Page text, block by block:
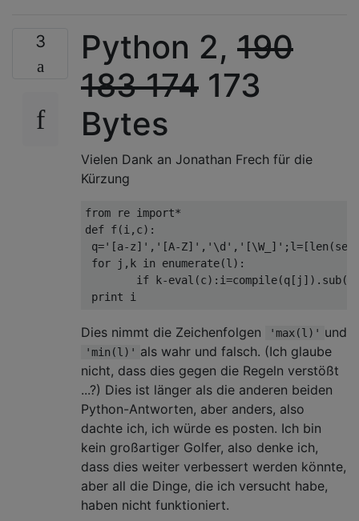
3 Python 2, 190
183174 173
Bytes
Vielen Dank an Jonathan Frech für die
Kürzung
from re import*
def f(i , c):
q='[a-z]' , '[A-Z]' , '\d' , '[\W_]' ; l=[len (set
for j , k in enumerate(l ):
if k-eval (c): i=compile(q [ j ]). sub(
print i
Dies nimmt die Zeichenfolgen 'max(l)' und
'min(l)' als wahr und falsch. (Ich glaube
nicht, dass dies gegen die Regeln verstößt
...?) Dies ist länger als die anderen beiden
Python-Antworten, aber anders, also
dachte ich, ich würde es posten. Ich bin
kein großartiger Golfer, also denke ich,
dass dies weiter verbessert werden könnte,
aber all die Dinge, die ich versucht habe,
haben nicht funktioniert.